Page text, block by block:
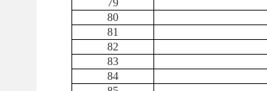
79
80
81
82
83
84